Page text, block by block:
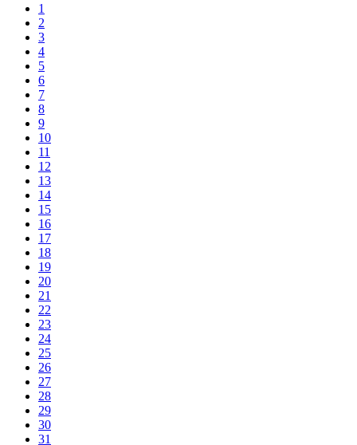
1
2
3
4
5
6
7
8
9
10
11
12
13
14
15
16
17
18
19
20
21
22
23
24
25
26
27
28
29
30
31